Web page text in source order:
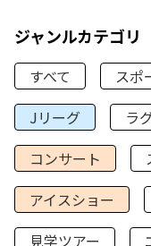
ジャンルカテゴリ
すべて スポ
Jリーグ
ラ
コンサート
アイスショー
見学ツアー